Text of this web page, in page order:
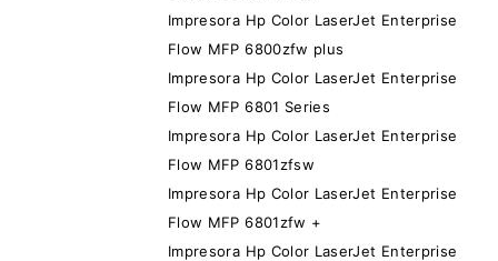
Impresora Hp Color LaserJet Enterprise
Flow MFP 6800zfw plus
Impresora Hp Color LaserJet Enterprise
Flow MFP 6801 Series
Impresora Hp Color LaserJet Enterprise
Flow MFP 6801zfsw
Impresora Hp Color LaserJet Enterprise
Flow MFP 6801zfw +
Impresora Hp Color LaserJet Enterprise